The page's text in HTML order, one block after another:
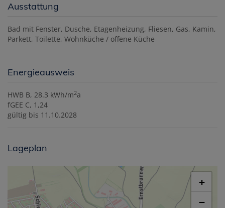
Ausstattung
Bad mit Fenster Dusche Etagenheizung Fliesen Gas Kamin
Parkett Toilette Wohnküche / offene Küche
Energieausweis
HWB B, 28.3 kWh/m2a
fGEE C, 1,24
gültig bis 11.10.2028
Lageplan
+
−